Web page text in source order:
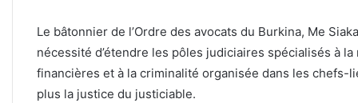
Le bâtonnier de l’Ordre des avocats du Burkina, Me
nécessité d’étendre les pôles judiciaires spécialisés à
financières et à la criminalité organisée dans les
plus la justice du justiciable.